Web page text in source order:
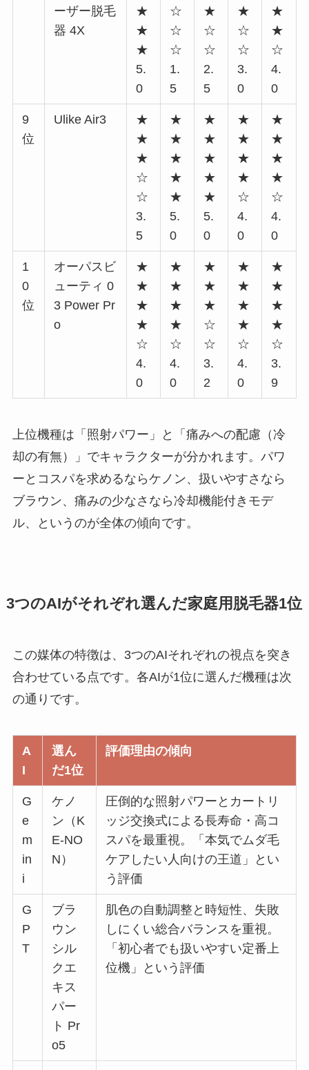
ーザー脱毛
器 4X
★
★
★
5.
0
☆
☆
☆
1.
5
★
☆
☆
2.
5
★
☆
☆
3.
0
★
★
☆
4.
0
9
位
Ulike Air3
★
★
★
☆
☆
3.
5
★
★
★
★
★
5.
0
★
★
★
★
★
5.
0
★
★
★
★
☆
4.
0
★
★
★
★
☆
4.
0
1
0
位
オーパスビ
ューティ 0
3 Power Pr
o
★
★
★
★
☆
4.
0
★
★
★
★
☆
4.
0
★
★
★
☆
☆
3.
2
★
★
★
★
☆
4.
0
★
★
★
★
☆
3.
9
上位機種は「照射パワー」と「痛みへの配慮（冷
却の有無）」でキャラクターが分かれます。パワ
ーとコスパを求めるならケノン、扱いやすさなら
ブラウン、痛みの少なさなら冷却機能付きモデ
ル、というのが全体の傾向です。
3つのAIがそれぞれ選んだ家庭用脱毛器1位
この媒体の特徴は、3つのAIそれぞれの視点を突き
合わせている点です。各AIが1位に選んだ機種は次
の通りです。
A
I
選ん
だ1位
評価理由の傾向
G
e
m
in
i
ケノ
ン（K
E-NO
N）
圧倒的な照射パワーとカートリ
ッジ交換式による長寿命・高コ
スパを最重視。「本気でムダ毛
ケアしたい人向けの王道」とい
う評価
G
P
T
ブラ
ウン
シル
クエ
キス
パー
ト Pr
o5
肌色の自動調整と時短性、失敗
しにくい総合バランスを重視。
「初心者でも扱いやすい定番上
位機」という評価